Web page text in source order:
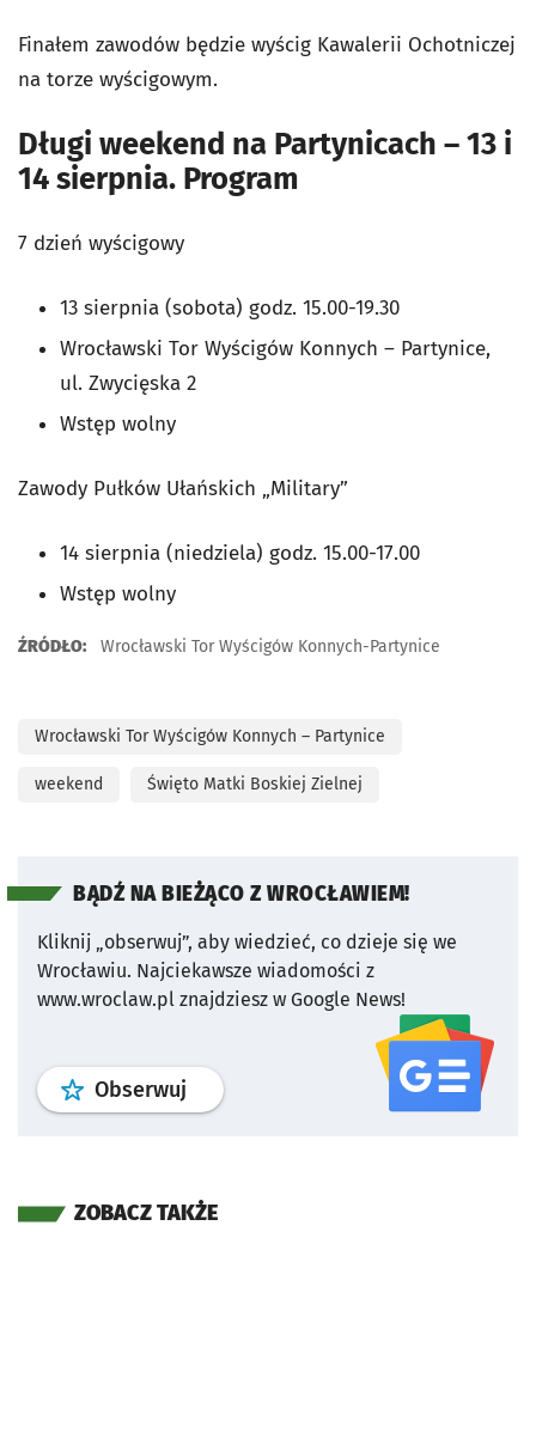
Finałem zawodów będzie wyścig Kawalerii Ochotniczej
na torze wyścigowym.
Długi weekend na Partynicach – 13 i
14 sierpnia. Program
7 dzień wyścigowy
13 sierpnia (sobota) godz. 15.00-19.30
Wrocławski Tor Wyścigów Konnych – Partynice,
ul. Zwycięska 2
Wstęp wolny
Zawody Pułków Ułańskich „Military”
14 sierpnia (niedziela) godz. 15.00-17.00
Wstęp wolny
ŹRÓDŁO: Wrocławski Tor Wyścigów Konnych-Partynice
Wrocławski Tor Wyścigów Konnych – Partynice
weekend Święto Matki Boskiej Zielnej
BĄDŹ NA BIEŻĄCO Z WROCŁAWIEM!
Kliknij „obserwuj”, aby wiedzieć, co dzieje się we
Wrocławiu. Najciekawsze wiadomości z
www.wroclaw.pl znajdziesz w Google News!
Obserwuj profil serwisu
ZOBACZ TAKŻE